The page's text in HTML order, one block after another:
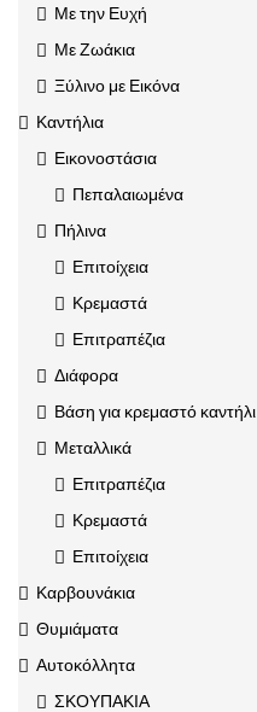
Με την Ευχή
Με Ζωάκια
Ξύλινο με Εικόνα
Καντήλια
Εικονοστάσια
Πεπαλαιωμένα
Πήλινα
Επιτοίχεια
Κρεμαστά
Επιτραπέζια
Διάφορα
Βάση για κρεμαστό καντήλι
Μεταλλικά
Επιτραπέζια
Κρεμαστά
Επιτοίχεια
Καρβουνάκια
Θυμιάματα
Αυτοκόλλητα
ΣΚΟΥΠΑΚΙΑ